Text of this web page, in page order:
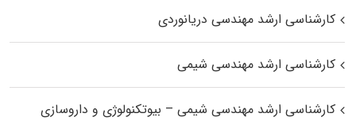
کارشناسی ارشد مهندسی دریانوردی
کارشناسی ارشد مهندسی شیمی
کارشناسی ارشد مهندسی شیمی – بیوتکنولوژی و داروسازی